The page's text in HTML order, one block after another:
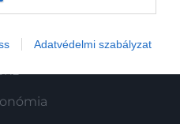
Adatvédelmi szabályzat